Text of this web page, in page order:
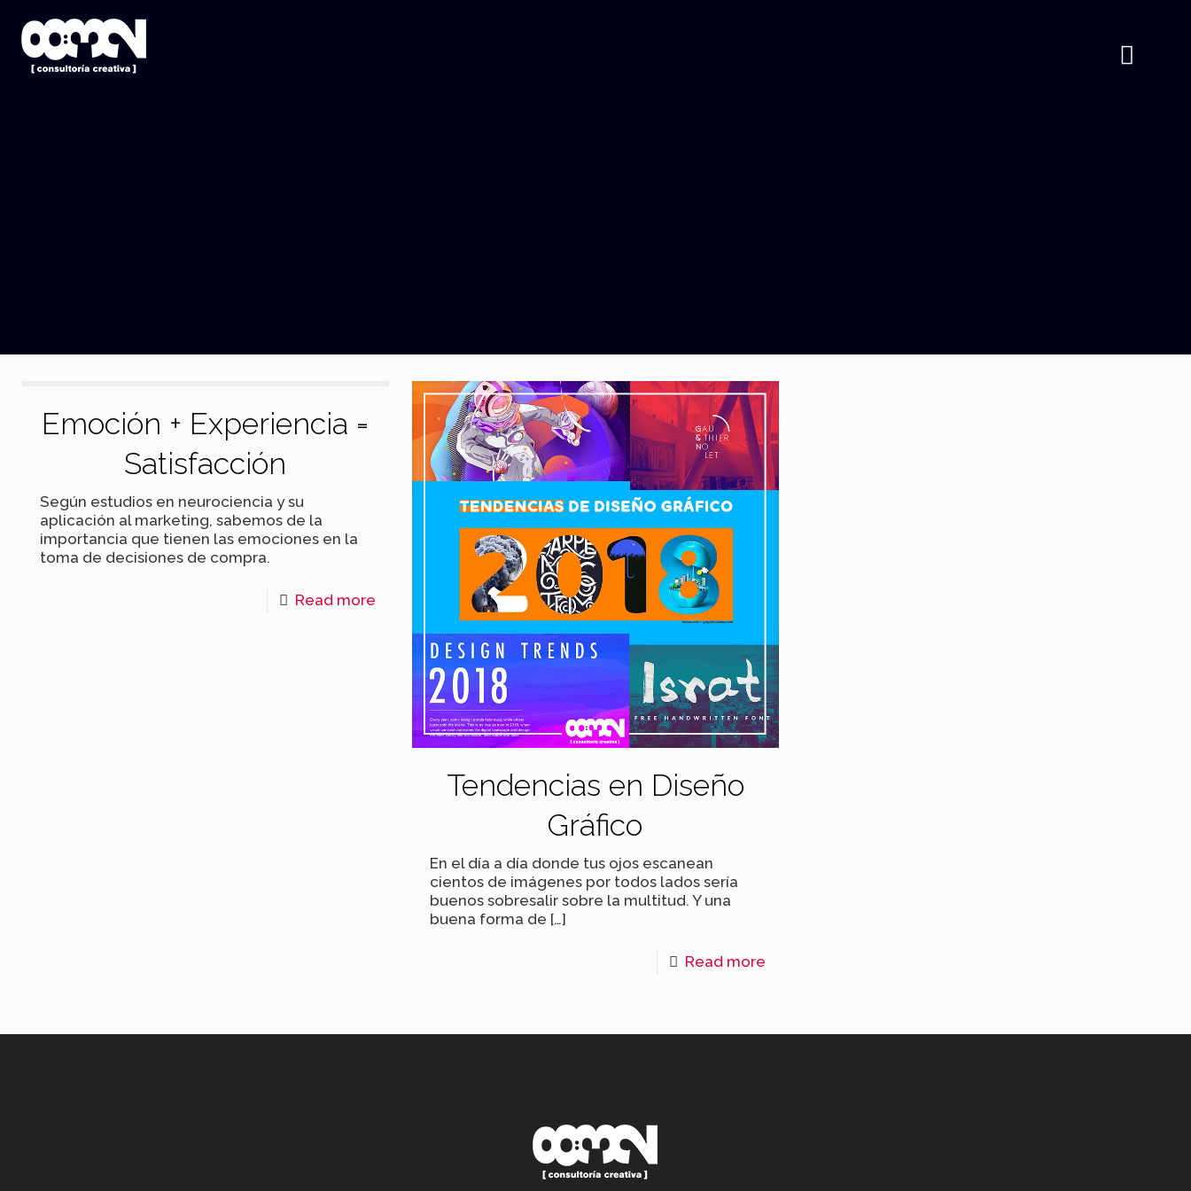
Emoción + Experiencia =
Satisfacción
Según estudios en neurociencia y su
aplicación al marketing, sabemos de la
importancia que tienen las emociones en la
toma de decisiones de compra.
Read more
Tendencias en Diseño
Gráfico
En el día a día donde tus ojos escanean
cientos de imágenes por todos lados sería
buenos sobresalir sobre la multitud. Y una
buena forma de […]
Read more